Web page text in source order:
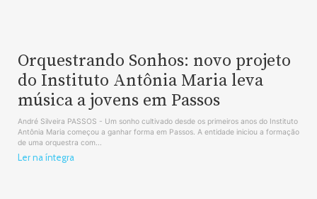
Orquestrando Sonhos: novo projeto
do Instituto Antônia Maria leva
música a jovens em Passos
André Silveira PASSOS - Um sonho cultivado desde os primeiros anos do Instituto
Antônia Maria começou a ganhar forma em Passos. A entidade iniciou a formação
de uma orquestra com...
Ler na íntegra